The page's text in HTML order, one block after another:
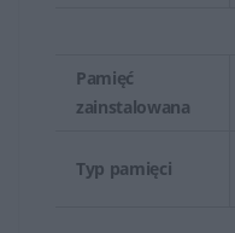
Pamięć
zainstalowana
Typ pamięci